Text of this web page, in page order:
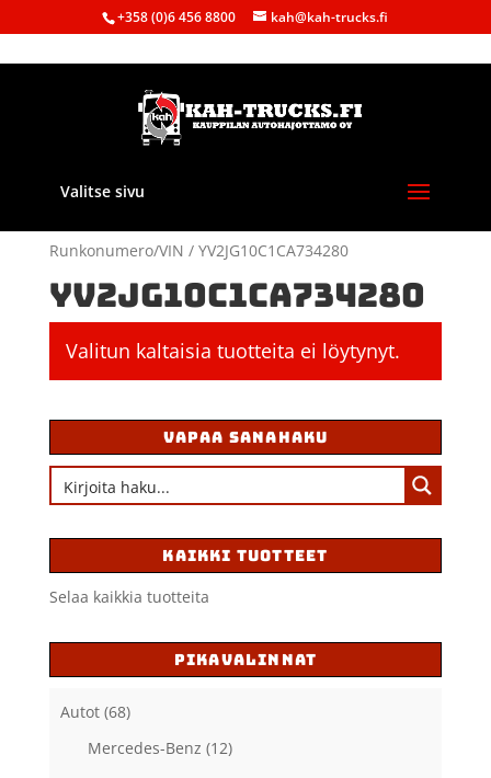
+358 (0)6 456 8800 kah@kah-trucks.fi
Valitse sivu
Runkonumero/VIN / YV2JG10C1CA734280
YV2JG10C1CA734280
Valitun kaltaisia tuotteita ei löytynyt.
VAPAA SANAHAKU
KAIKKI TUOTTEET
Selaa kaikkia tuotteita
PIKAVALINNAT
Autot (68)
Mercedes-Benz (12)